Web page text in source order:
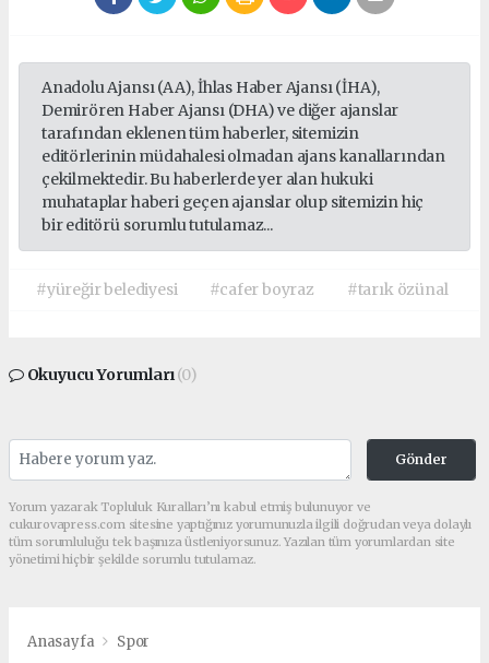
Anadolu Ajansı (AA), İhlas Haber Ajansı (İHA),
Demirören Haber Ajansı (DHA) ve diğer ajanslar
tarafından eklenen tüm haberler, sitemizin
editörlerinin müdahalesi olmadan ajans kanallarından
çekilmektedir. Bu haberlerde yer alan hukuki
muhataplar haberi geçen ajanslar olup sitemizin hiç
bir editörü sorumlu tutulamaz...
#yüreğir belediyesi #cafer boyraz #tarık özünal
Okuyucu Yorumları(0)
Gönder
Yorum yazarak Topluluk Kuralları’nı kabul etmiş bulunuyor ve
cukurovapress.com sitesine yaptığınız yorumunuzla ilgili doğrudan veya dolaylı
tüm sorumluluğu tek başınıza üstleniyorsunuz. Yazılan tüm yorumlardan site
yönetimi hiçbir şekilde sorumlu tutulamaz.
Anasayfa Spor